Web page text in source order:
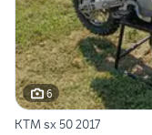
6
KTM sx 50 2017